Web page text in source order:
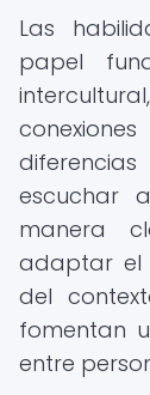
Las
papel
escuchar
manera
adaptar el
del
fomentan
entre